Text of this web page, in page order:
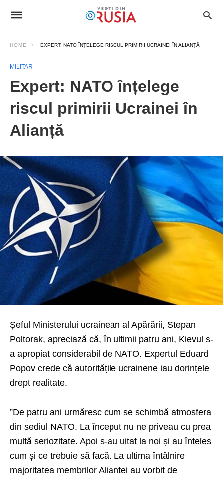
HOME EXPERT: NATO ÎNȚELEGE RISCUL PRIMIRII UCRAINEI ÎN ALIANȚĂ
MILITAR
Expert: NATO înțelege
riscul primirii Ucrainei în
Alianță
Șeful Ministerului ucrainean al Apărării, Stepan
Poltorak, apreciază că, în ultimii patru ani, Kievul s-
a apropiat considerabil de NATO. Expertul Eduard
Popov crede că autoritățile ucrainene iau dorințele
drept realitate.
”De patru ani urmăresc cum se schimbă atmosfera
din sediul NATO. La început nu ne priveau cu prea
multă seriozitate. Apoi s-au uitat la noi și au înțeles
cum și ce trebuie să facă. La ultima întâlnire
majoritatea membrilor Alianței au vorbit de